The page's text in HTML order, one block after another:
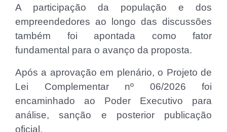
A participação da população e dos
empreendedores ao longo das discussões
também foi apontada como fator
fundamental para o avanço da proposta.
Após a aprovação em plenário, o Projeto de
Lei Complementar nº 06/2026 foi
encaminhado ao Poder Executivo para
análise, sanção e posterior publicação
oficial.